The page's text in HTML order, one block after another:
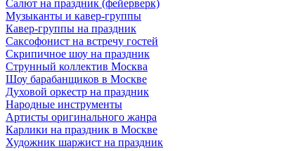
Салют на праздник (фейерверк)
Музыканты и кавер-группы
Кавер-группы на праздник
Саксофонист на встречу гостей
Скрипичное шоу на праздник
Струнный коллектив Москва
Шоу барабанщиков в Москве
Духовой оркестр на праздник
Народные инструменты
Артисты оригинального жанра
Карлики на праздник в Москве
Художник шаржист на праздник